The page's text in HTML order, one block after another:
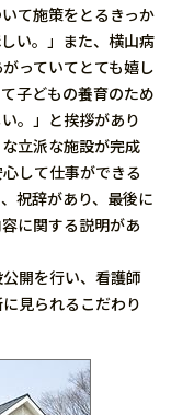
て施策をとるきっか
い。」また、横山病
っていてとても嬉し
子どもの養育のため
。」と挨拶があり
立派な施設が完成
して仕事ができる
祝辞があり、最後に
に関する説明があ
開を行い、看護師
見られるこだわり